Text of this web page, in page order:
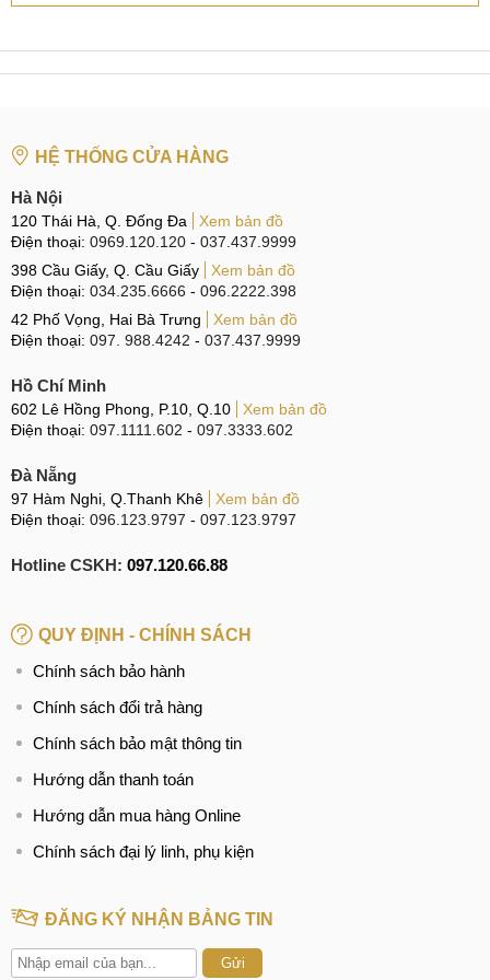
Tại Hà Nội
CN 1:120 Thái Hà, Q. Đống Đa
Hotline:096.2222.398
CN 3:
42 Phố Vọng, Hai Bà Trưng
Hotline:0338.424242
Tại TP Hồ Chí Minh
CN 4:123 Trần Quang Khải, Quận 1
CN 5:602 Lê Hồng Phong, Quận 10
Hotline:
Tại Đà Nẵng
CN 6:97 Hàm Nghi, Q.Thanh Khê
Hotline:097.123.9797
thay màn hình Motorola Moto 1S ở đâu hcm
giá màn hình motorola bao nhiêu
HỆ THỐNG CỬA HÀNG
Hà Nội
120 Thái Hà, Q. Đống Đa
Xem bản đồ
Điện thoại: 0969.120.120 - 037.437.9999
398 Cầu Giấy, Q. Cầu Giấy
Xem bản đồ
Điện thoại: 034.235.6666 - 096.2222.398
42 Phố Vọng, Hai Bà Trưng
Xem bản đồ
Điện thoại: 097. 988.4242 - 037.437.9999
Hồ Chí Minh
602 Lê Hồng Phong, P.10, Q.10
Xem bản đồ
Điện thoại: 097.1111.602 - 097.3333.602
Đà Nẵng
97 Hàm Nghi, Q.Thanh Khê
Xem bản đồ
Điện thoại: 096.123.9797 - 097.123.9797
Hotline CSKH: 097.120.66.88
QUY ĐỊNH - CHÍNH SÁCH
Chính sách bảo hành
Chính sách đổi trả hàng
Chính sách bảo mật thông tin
Hướng dẫn thanh toán
Hướng dẫn mua hàng Online
Chính sách đại lý linh, phụ kiện
ĐĂNG KÝ NHẬN BẢNG TIN
Gửi